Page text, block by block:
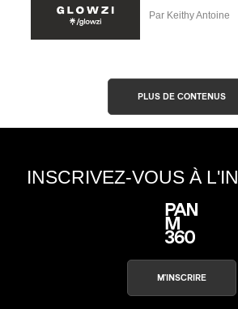
Par Keithy Antoine
PLUS DE CONTENUS
INSCRIVEZ-VOUS À
M'INSCRIRE